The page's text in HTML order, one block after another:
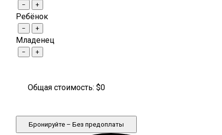
− +
Ребёнок
− +
Младенец
− +
Общая стоимость: $0
Бронируйте – Без предоплаты